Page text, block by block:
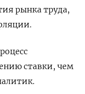
рынка труда,
ставки, чем